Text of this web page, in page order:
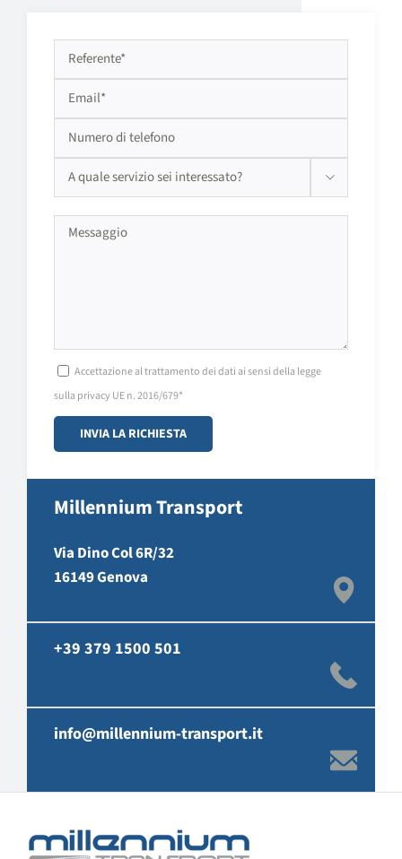

Si prega di lasciare vuoto questo campo.
Accettazione al trattamento dei dati ai sensi della legge
sulla privacy UE n. 2016/679*
Millennium Transport
Via Dino Col 6R/32
16149 Genova
+39 379 1500 501
info@millennium-transport.it